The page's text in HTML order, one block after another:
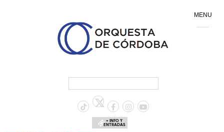
+ INFO Y
ENTRADAS
MENU